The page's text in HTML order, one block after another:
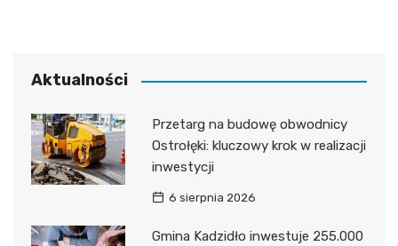
Aktualności
Przetarg na budowę obwodnicy
Ostrołęki: kluczowy krok w realizacji
inwestycji
6 sierpnia 2026
Gmina Kadzidło inwestuje 255.000